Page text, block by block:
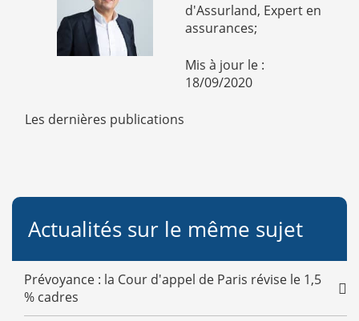
d'Assurland, Expert en
assurances;
Mis à jour le :
18/09/2020
Les dernières publications
Actualités sur le même sujet
Prévoyance : la Cour d'appel de Paris révise le 1,5
% cadres